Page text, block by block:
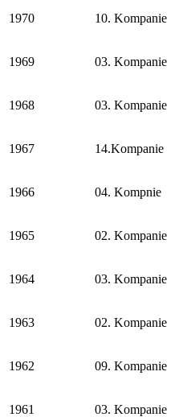
1970 10. Kompanie
1969 03. Kompanie
1968 03. Kompanie
1967 14.Kompanie
1966 04. Kompnie
1965 02. Kompanie
1964 03. Kompanie
1963 02. Kompanie
1962 09. Kompanie
1961 03. Kompanie